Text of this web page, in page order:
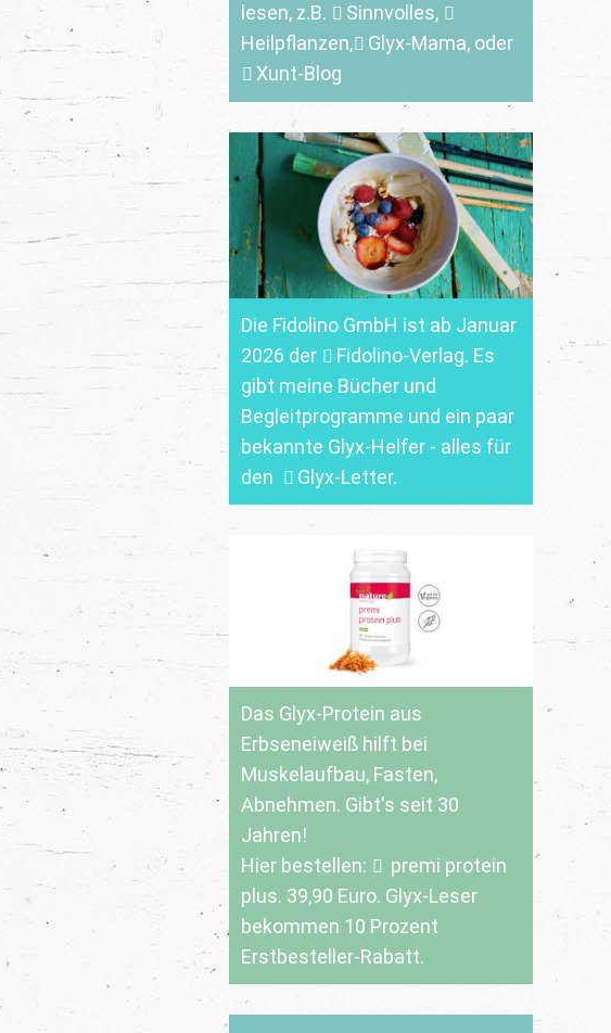
lesen, z.B.
Sinnvolles,
Heilpflanzen,
Glyx-Mama, oder
Xunt-Blog
Die Fidolino GmbH ist ab Januar
2026 der
Fidolino-Verlag. Es
gibt meine Bücher und
Begleitprogramme und ein paar
bekannte Glyx-Helfer - alles für
den
Glyx-Letter.
Das Glyx-Protein aus
Erbseneiweiß hilft bei
Muskelaufbau, Fasten,
Abnehmen. Gibt's seit 30
Jahren!
Hier bestellen:
premi protein
plus. 39,90 Euro. Glyx-Leser
bekommen 10 Prozent
Erstbesteller-Rabatt.